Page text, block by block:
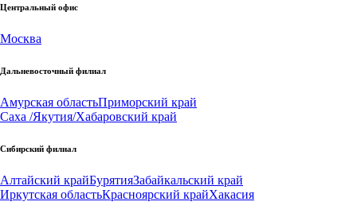
Центральный офис
Москва
Дальневосточный филиал
Амурская областьПриморский край
Саха /Якутия/Хабаровский край
Сибирский филиал
Алтайский крайБурятияЗабайкальский край
Иркутская областьКрасноярский крайХакасия